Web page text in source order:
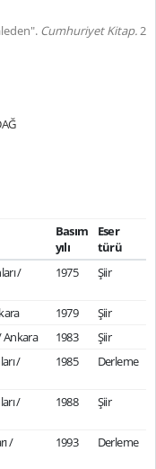
Cumhuriyet Kitap.2
Basım
yılı
Eser
türü
/
1975 Şiir
1979
Şiir
Ankara 1983
Şiir
/
1985 Derleme
/
1988 Şiir
/
1993 Derleme